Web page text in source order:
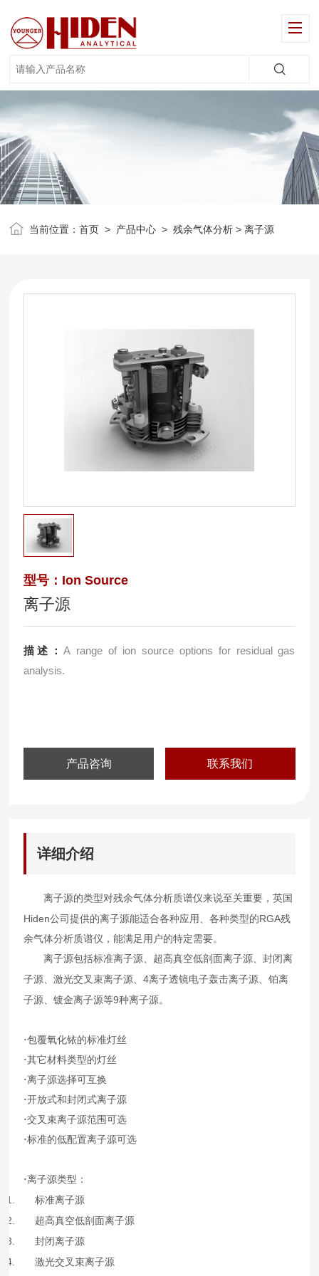
当前位置：首页 > 产品中心 >残余气体分析 > 离子源
型号：Ion Source
离子源
描述：A range of ion source options for residual gas
analysis.
产品咨询 联系我们
详细介绍
离子源的类型对残余气体分析质谱仪来说至关重要，英国
Hiden公司提供的离子源能适合各种应用、各种类型的RGA残
余气体分析质谱仪，能满足用户的特定需要。
离子源包括标准离子源、超高真空低剖面离子源、封闭离
子源、激光交叉束离子源、4离子透镜电子轰击离子源、铂离
子源、镀金离子源等9种离子源。
·包覆氧化铱的标准灯丝
·其它材料类型的灯丝
·离子源选择可互换
·开放式和封闭式离子源
·交叉束离子源范围可选
·标准的低配置离子源可选
·离子源类型：
1.标准离子源
2. 超高真空低剖面离子源
3.封闭离子源
4.激光交叉束离子源